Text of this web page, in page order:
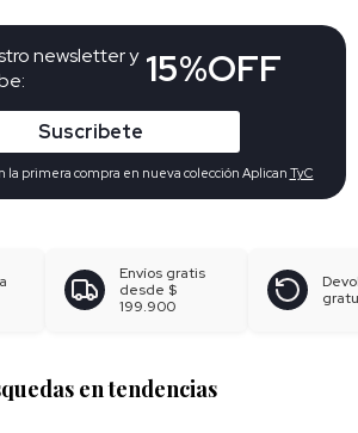
newsletter y 15%OFF
Suscribete
la primera compra en nueva colección Aplican TyC
Envíos gratis
desde $
199.900
en tendencias